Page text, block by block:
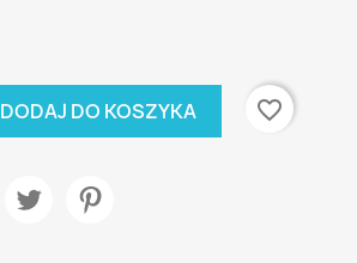
DODAJ DO KOSZYKA favorite_border